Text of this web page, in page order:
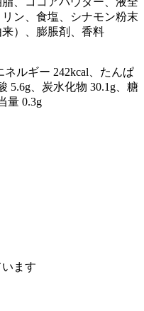
ン、食塩、シナモン粉末
）、膨脹剤、香料
ルギー 242kcal、たんぱ
5.6g、炭水化物 30.1g、糖
量 0.3g
ます